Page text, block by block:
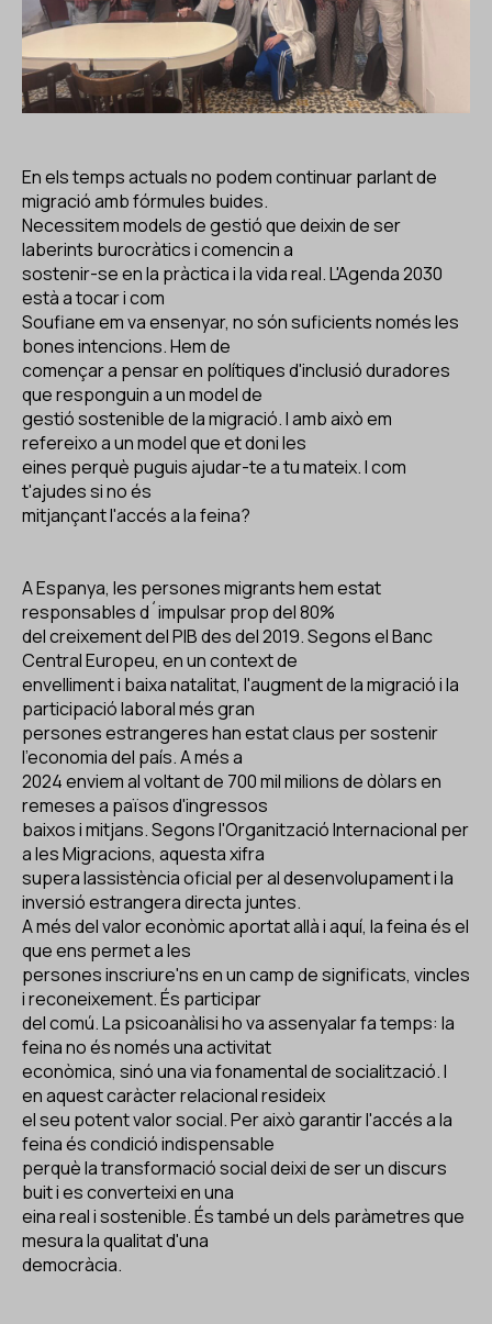
En els temps actuals no podem continuar parlant de
migració amb fórmules buides.
Necessitem models de gestió que deixin de ser
laberints burocràtics i comencin a
sostenir-se en la pràctica i la vida real. L'Agenda 2030
està a tocar i com
Soufiane em va ensenyar, no són suficients només les
bones intencions. Hem de
començar a pensar en polítiques d'inclusió duradores
que responguin a un model de
gestió sostenible de la migració. I amb això em
refereixo a un model que et doni les
eines perquè puguis ajudar-te a tu mateix. I com
t'ajudes si no és
mitjançant l'accés a la feina?
A Espanya, les persones migrants hem estat
responsables d´impulsar prop del 80%
del creixement del PIB des del 2019. Segons el Banc
Central Europeu, en un context de
envelliment i baixa natalitat, l'augment de la migració i la
participació laboral més gran
persones estrangeres han estat claus per sostenir
l'economia del país. A més a
2024 enviem al voltant de 700 mil milions de dòlars en
remeses a països d'ingressos
baixos i mitjans. Segons l'Organització Internacional per
a les Migracions, aquesta xifra
supera lassistència oficial per al desenvolupament i la
inversió estrangera directa juntes.
A més del valor econòmic aportat allà i aquí, la feina és el
que ens permet a les
persones inscriure'ns en un camp de significats, vincles
i reconeixement. És participar
del comú. La psicoanàlisi ho va assenyalar fa temps: la
feina no és només una activitat
econòmica, sinó una via fonamental de socialització. I
en aquest caràcter relacional resideix
el seu potent valor social. Per això garantir l'accés a la
feina és condició indispensable
perquè la transformació social deixi de ser un discurs
buit i es converteixi en una
eina real i sostenible. És també un dels paràmetres que
mesura la qualitat d'una
democràcia.